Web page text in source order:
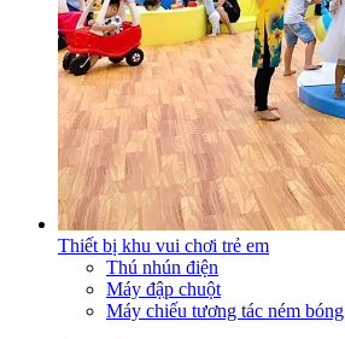
Thiết bị khu vui chơi trẻ em
Thú nhún điện
Máy đập chuột
Máy chiếu tương tác ném bóng